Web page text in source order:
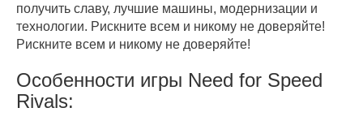
получить славу, лучшие машины, модернизации и
технологии. Рискните всем и никому не доверяйте!
Рискните всем и никому не доверяйте!
Особенности игры Need for Speed
Rivals: